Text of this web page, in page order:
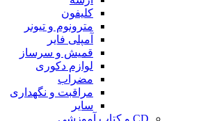
کلیفون
مترونوم و تیونر
آمپلی فایر
قمیش و سرساز
لوازم دکوری
مضراب
مراقبت و نگهداری
سایر
CD و کتاب آموزشی